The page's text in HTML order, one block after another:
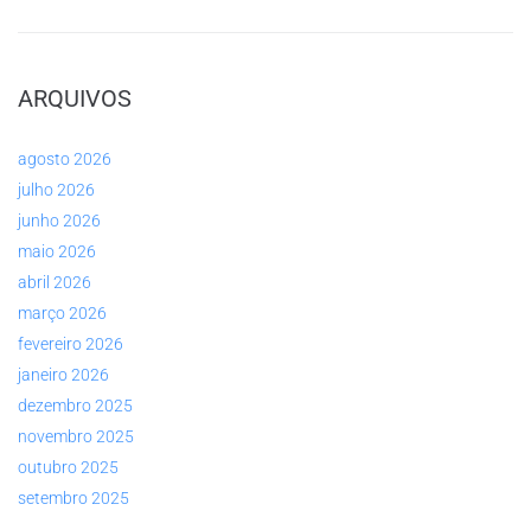
ARQUIVOS
agosto 2026
julho 2026
junho 2026
maio 2026
abril 2026
março 2026
fevereiro 2026
janeiro 2026
dezembro 2025
novembro 2025
outubro 2025
setembro 2025